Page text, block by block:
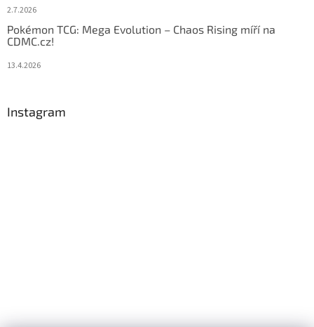
2.7.2026
Pokémon TCG: Mega Evolution – Chaos Rising míří na
CDMC.cz!
13.4.2026
Instagram